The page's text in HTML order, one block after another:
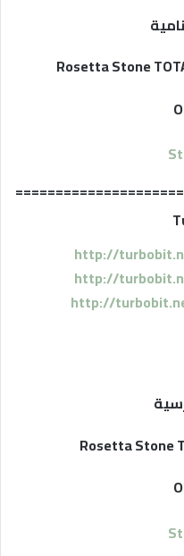
Rosetta Stone
http://
http://
http://
Rosetta Stone